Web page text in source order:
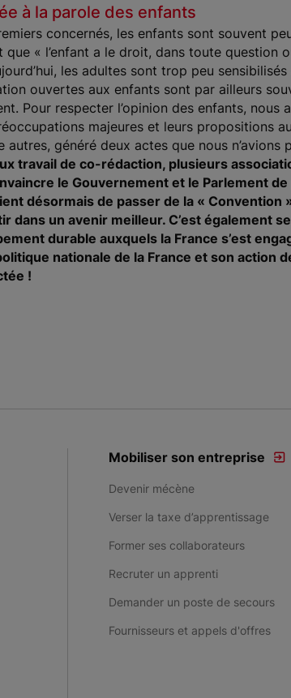
à la parole des enfants
concernés, les enfants sont souvent
que « l’enfant a le droit, dans toute question
les adultes sont trop peu
ouvertes aux enfants sont par ailleurs
Pour respecter l’opinion des enfants,
majeures et leurs propositions
généré deux actes que nous n’avions
travail de co-rédaction, plusieurs
le Gouvernement et le Parlement
désormais de passer de la «
dans un avenir meilleur. C’est également
durable auxquels la France s’est
nationale de la France et son action
!
Mobiliser son entreprise
Devenir mécène
Verser la taxe d’apprentissage
Former ses collaborateurs
Recruter un apprenti
Demander un poste de secours
Fournisseurs et appels d'offres